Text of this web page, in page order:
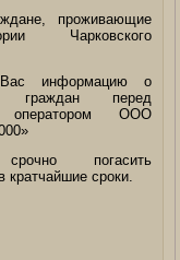
проживающие
Чарковского
информацию о
граждан перед
оператором ООО
погасить
кратчайшие сроки.